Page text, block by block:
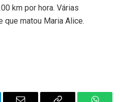
km por hora. Várias
que matou Maria Alice.